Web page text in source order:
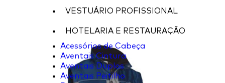
VESTUÁRIO PROFISSIONAL
HOTELARIA E RESTAURAÇÃO
Acessórios de Cabeça
Aventais Cintura
Aventais Duplos
Aventais Peitilho